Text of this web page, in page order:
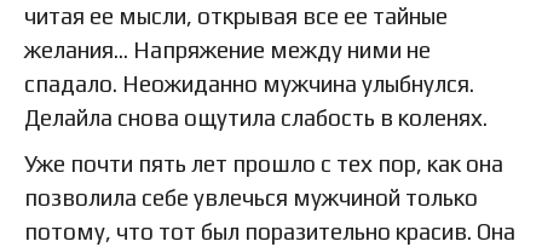
читая ее мысли, открывая все ее тайные
желания… Напряжение между ними не
спадало. Неожиданно мужчина улыбнулся.
Делайла снова ощутила слабость в коленях.
Уже почти пять лет прошло с тех пор, как она
позволила себе увлечься мужчиной только
потому, что тот был поразительно красив. Она